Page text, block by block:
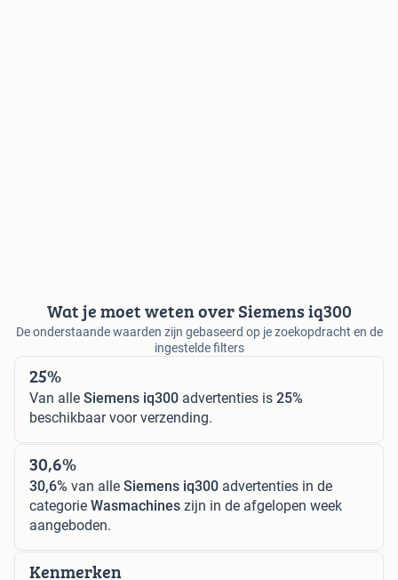
Wat je moet weten over Siemens iq300
De onderstaande waarden zijn gebaseerd op je zoekopdracht en de
ingestelde filters
25%
Van alle Siemens iq300 advertenties is 25%
beschikbaar voor verzending.
30,6%
30,6% van alle Siemens iq300 advertenties in de
categorie Wasmachines zijn in de afgelopen week
aangeboden.
Kenmerken